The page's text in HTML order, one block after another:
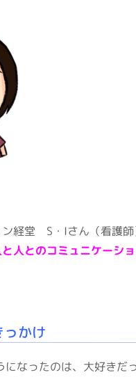
経堂 S・Iさん（看護師
人とのコミュニケーショ
かけ
なったのは、大好きだ